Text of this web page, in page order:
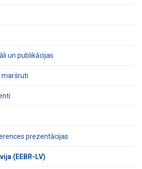
un publikācijas
maršruti
prezentācijas
(EEBR-LV)